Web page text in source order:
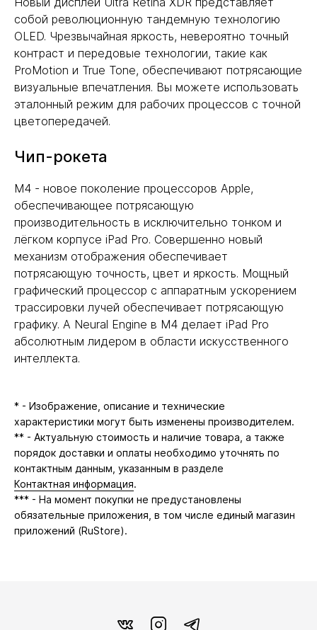
собой революционную тандемную технологию
OLED. Чрезвычайная яркость, невероятно точный
контраст и передовые технологии, такие как
ProMotion и True Tone, обеспечивают потрясающие
визуальные впечатления. Вы можете использовать
эталонный режим для рабочих процессов с точной
цветопередачей.
Чип-рокета
M4 - новое поколение процессоров Apple,
обеспечивающее потрясающую
производительность в исключительно тонком и
лёгком корпусе iPad Pro. Совершенно новый
механизм отображения обеспечивает
потрясающую точность, цвет и яркость. Мощный
графический процессор с аппаратным ускорением
трассировки лучей обеспечивает потрясающую
графику. А Neural Engine в M4 делает iPad Pro
абсолютным лидером в области искусственного
интеллекта.
* - Изображение, описание и технические
характеристики могут быть изменены производителем.
** - Актуальную стоимость и наличие товара, а также
порядок доставки и оплаты необходимо уточнять по
контактным данным, указанным в разделе
Контактная информация.
*** - На момент покупки не предустановлены
обязательные приложения, в том числе единый магазин
приложений (RuStore).